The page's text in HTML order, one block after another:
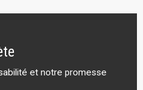
et notre promesse